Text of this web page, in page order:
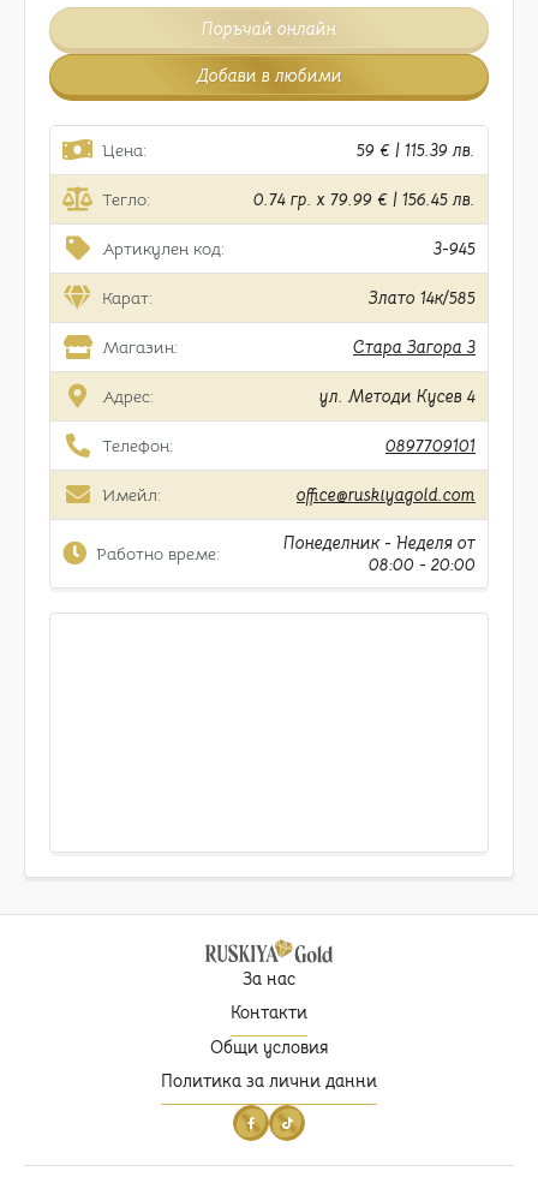
Поръчай онлайн
Добави в любими
Цена: 59 € | 115.39 лв.
Тегло: 0.74 гр. x 79.99 € | 156.45 лв.
Артикулен код: 3-945
Карат: Злато 14к/585
Магазин: Стара Загора 3
Адрес: ул. Методи Кусев 4
Телефон: 0897709101
Имейл: office@ruskiyagold.com
Работно време:
Понеделник - Неделя от
08:00 - 20:00
За нас
Контакти
Общи условия
Политика за лични данни